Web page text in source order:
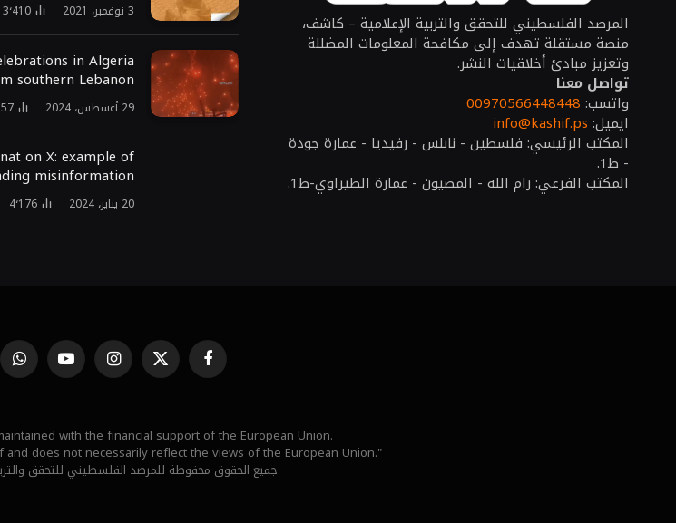
المرصد الفلسطيني للتحقق والتربية الإعلامية – كاشف،
منصة مستقلة تهدف إلى مكافحة المعلومات المضللة
وتعزيز مبادئ أخلاقيات النشر.
تواصل معنا
واتسب: 00970566448448
ايميل: info@kashif.ps
المكتب الرئيسي: فلسطين - نابلس - رفيديا - عمارة جودة
- ط1.
المكتب الفرعي: رام الله - المصيون - عمارة الطيراوي-ط1.
3 نوفمبر، 2021
in Algeria
southern Lebanon
29 أغسطس، 2024
on X: example of
misinformation
20 يناير، 2024 4٬176
فيسبوك X
(Twitter)
الانستغراميوتيوب
with the financial support of the European Union.
does not necessarily reflect the views of the European Union."
جميع الحقوق محفوظة للمرصد الفلسطيني للتحقق